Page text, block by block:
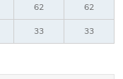
62 62
33 33